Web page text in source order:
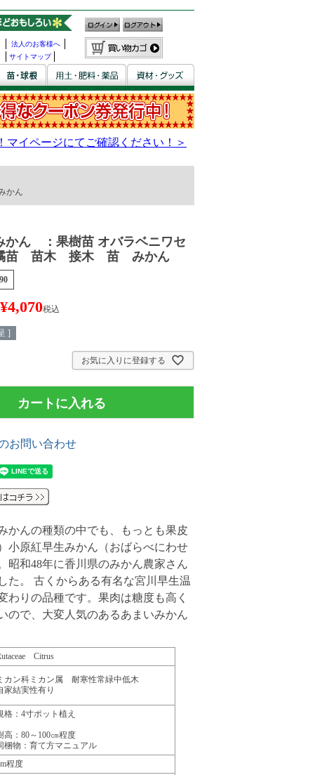
法人のお客様へ
サイトマップ
みかん
果樹苗 オバラベニワセ
苗 苗木 接木 苗 みかん
¥4,070税込
]
お気に入りに登録する
カートに入れる
お問い合わせ
かんの種類の中でも、もっとも果皮
小原紅早生みかん（おばらべにわせ
昭和48年に香川県のみかん農家さん
た。 古くからある有名な宮川早生温
わりの品種です。果肉は糖度も高く
ので、大変人気のあるあまいみかん
Citrus
カン科ミカン属 耐寒性常緑中低木
家結実性有り
格：4寸ポット植え
高：80～100㎝程度
梱物：育て方マニュアル
程度